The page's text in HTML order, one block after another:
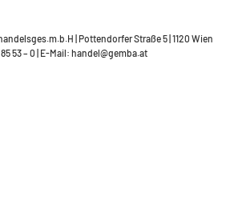
| Pottendorfer Straße 5 | 1120 Wien
85 53 – 0 | E-Mail: handel@gemba.at